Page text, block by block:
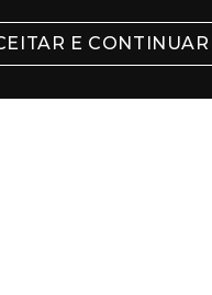
E CONTINUAR
INSTITUCIONAL